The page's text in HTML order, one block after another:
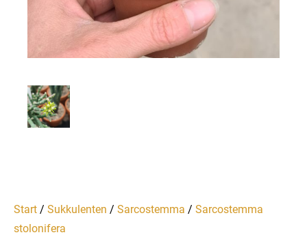
Start / Sukkulenten / Sarcostemma / Sarcostemma
stolonifera